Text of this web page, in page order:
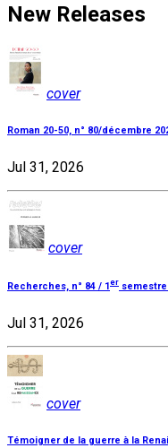
New Releases
cover
Roman 20-50, n° 80/décembre
Jul 31, 2026
cover
Recherches, n° 84 / 1 er semestre
Jul 31, 2026
cover
Témoigner de la guerre à la